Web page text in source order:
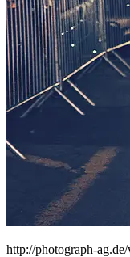
Lifestyle
Sports
http://photograph-